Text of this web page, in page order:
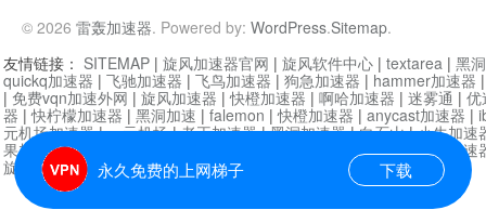
© 2026 雷轰加速器. Powered by: WordPress.Sitemap.
永久免费的上网梯子 下载
友情链接： SITEMAP | 旋风加速器官网 | 旋风软件中心 | textarea | 黑
quickq加速器 | 飞驰加速器 | 飞鸟加速器 | 狗急加速器 | hammer加速器
| 免费vqn加速外网 | 旋风加速器 |快橙加速器 | 啊哈加速器 | 迷雾通 | 优
器 |快柠檬加速器 | 黑洞加速 | falemon |快橙加速器 | anycast加速器 |
元机场加速器|一元机场|老王加速器|黑洞加速器|白石山|小牛加速
果加速器|黑洞加速 海鸥加速器|芒果加速
旋风加速器度器|哔咔漫画 |PicACG